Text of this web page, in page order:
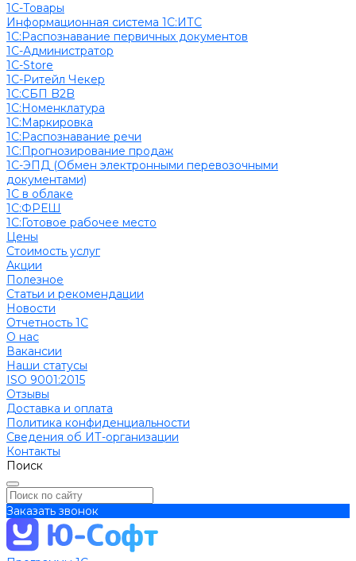
1С-Товары
Информационная система 1С:ИТС
1С:Распознавание первичных документов
1С-Администратор
1С-Store
1С-Ритейл Чекер
1С:СБП B2B
1С:Номенклатура
1С:Маркировка
1С:Распознавание речи
1С:Прогнозирование продаж
1С-ЭПД (Обмен электронными перевозочными
документами)
1С в облаке
1С:ФРЕШ
1C:Готовое рабочее место
Цены
Стоимость услуг
Акции
Полезное
Cтатьи и рекомендации
Новости
Отчетность 1С
О нас
Вакансии
Наши статусы
ISO 9001:2015
Отзывы
Доставка и оплата
Политика конфиденциальности
Сведения об ИТ-организации
Контакты
Поиск
Заказать звонок